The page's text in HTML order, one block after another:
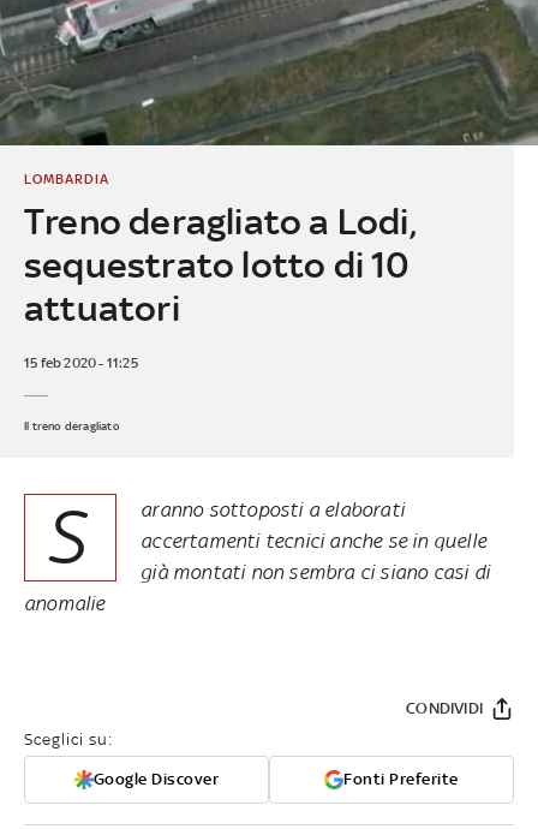
Treno deragliato a Lodi,
sequestrato lotto di 10
attuatori
LOMBARDIA
15 feb 2020 - 11:25
Il treno deragliato
S
aranno sottoposti a elaborati
accertamenti tecnici anche se in quelle
già montati non sembra ci siano casi di
anomalie
Sceglici su:
Google Discover Fonti Preferite
CONDIVIDI